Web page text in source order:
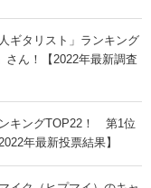
ギタリスト」ランキング
ん！【2022年最新調査
キングTOP22！ 第1位
年最新投票結果】